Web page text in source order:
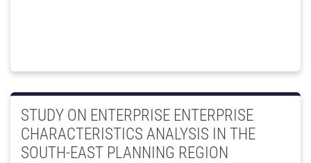
STUDY ON ENTERPRISE ENTERPRISE
CHARACTERISTICS ANALYSIS IN THE
SOUTH-EAST PLANNING REGION